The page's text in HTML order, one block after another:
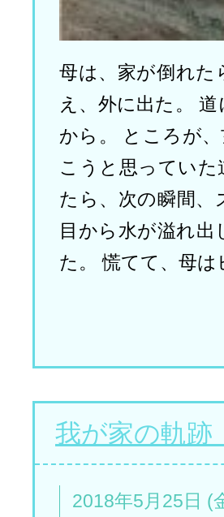
母は、家が倒れた
え、外に出た。
から。 ところが
こうと思ってい
たら、次の瞬間、
目から水が溢れ
た。 慌てて、母
我が家の軌跡
2018年5月25日 (